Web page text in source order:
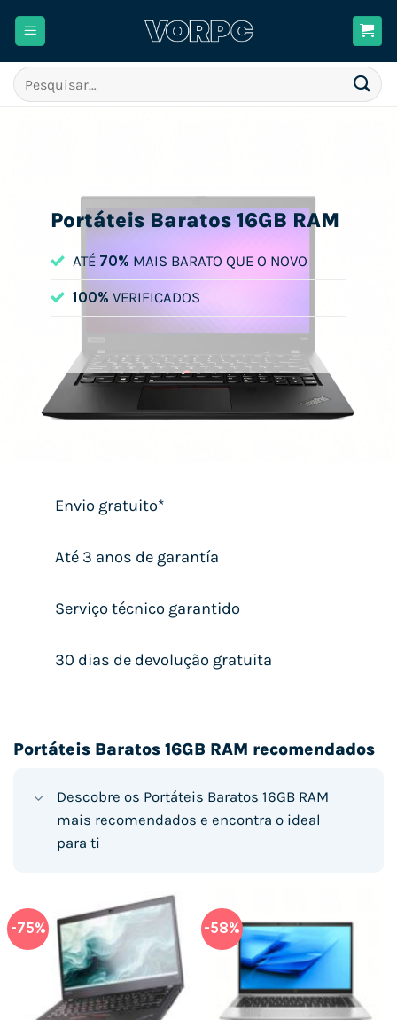
Pesquisar
por:
Portáteis Baratos 16GB RAM
ATÉ 70% MAIS BARATO QUE O NOVO
100% VERIFICADOS
Envio gratuito*
Até 3 anos de garantía
Serviço técnico garantido
30 dias de devolução gratuita
Portáteis Baratos 16GB RAM recomendados
Descobre os Portáteis Baratos 16GB RAM
mais recomendados e encontra o ideal
para ti
-75% -58%